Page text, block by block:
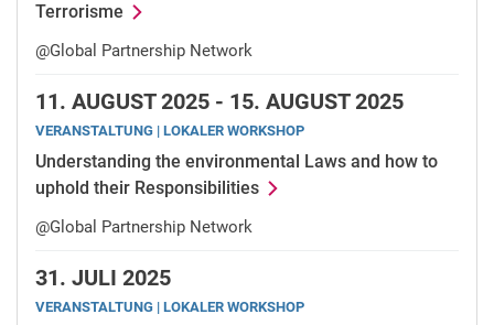
Terrorisme
@Global Partnership Network
11. AUGUST 2025 - 15. AUGUST 2025
VERANSTALTUNG | LOKALER WORKSHOP
Understanding the environmental Laws and how to
uphold their Responsibilities
@Global Partnership Network
31. JULI 2025
VERANSTALTUNG | LOKALER WORKSHOP